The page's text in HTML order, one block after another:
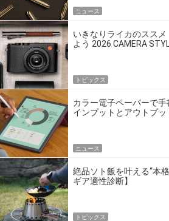
ニュース
いきなりライカのスス
よう 2026 CAMERA
トピックス
カラー電子ペーパーで
インプットとアウトプ
ニュース
絶品ソト飯を叶える“本
ギア適性診断】
トピックス